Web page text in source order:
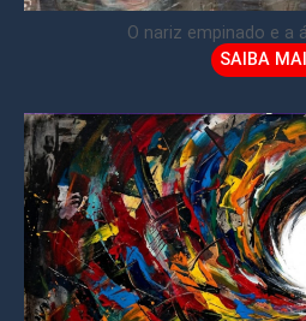
O nariz empinado e a
SAIBA